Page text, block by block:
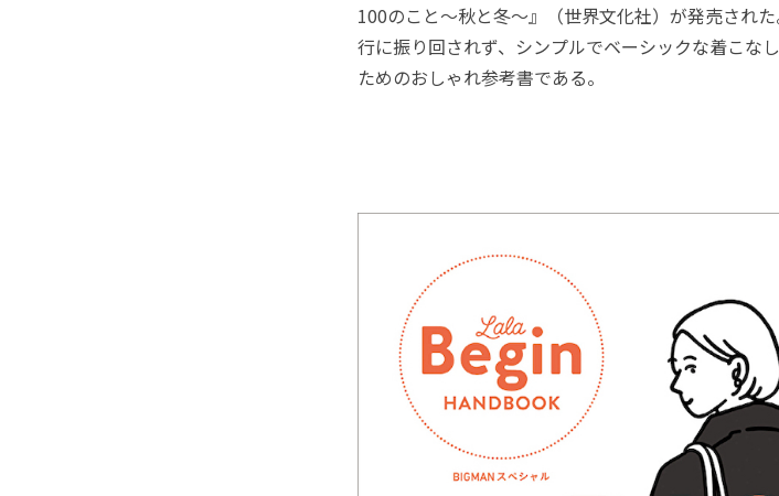
100のこと～秋と冬～』（世界文化社）が発売され
行に振り回されず、シンプルでベーシックな着こな
ためのおしゃれ参考書である。